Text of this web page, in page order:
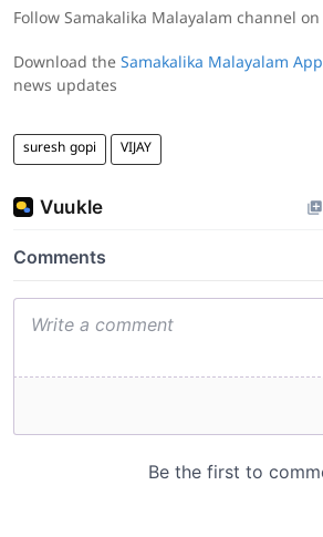
Follow Samakalika Malayalam channel on
Download the Samakalika Malayalam App
news updates
suresh gopi VIJAY